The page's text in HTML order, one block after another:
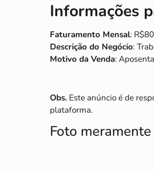
Informações
Faturamento Mensal:
Descrição do Negócio:
Motivo da Venda:
Obs. Este anúncio é de
plataforma.
Foto